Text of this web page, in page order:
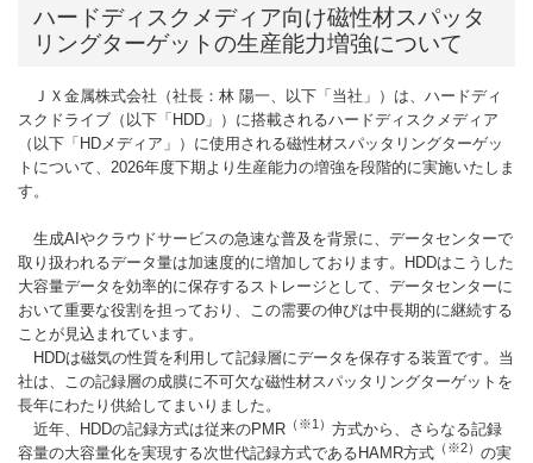
ハードディスクメディア向け磁性材スパッタ
リングターゲットの生産能力増強について
ＪＸ金属株式会社（社長：林 陽一、以下「当社」）は、ハードディ
スクドライブ（以下「HDD」）に搭載されるハードディスクメディア
（以下「HDメディア」）に使用される磁性材スパッタリングターゲッ
トについて、2026年度下期より生産能力の増強を段階的に実施いたしま
す。
生成AIやクラウドサービスの急速な普及を背景に、データセンターで
取り扱われるデータ量は加速度的に増加しております。HDDはこうした
大容量データを効率的に保存するストレージとして、データセンターに
おいて重要な役割を担っており、この需要の伸びは中長期的に継続する
ことが見込まれています。
HDDは磁気の性質を利用して記録層にデータを保存する装置です。当
社は、この記録層の成膜に不可欠な磁性材スパッタリングターゲットを
長年にわたり供給してまいりました。
近年、HDDの記録方式は従来のPMR （※1） 方式から、さらなる記録
容量の大容量化を実現する次世代記録方式であるHAMR方式 （※2） の実